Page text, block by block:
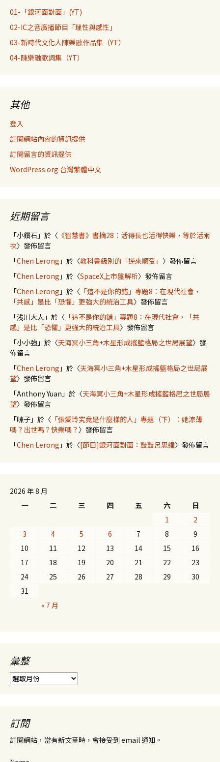
01-「銀河面對面」(YT)
02-IC之音廣播節目「理性與感性」
03-新時代文化人陳樂融作品集（YT）
04-陳樂融歌詞集（YT）
其他
登入
訂閱網站內容的資訊提供
訂閱留言的資訊提供
WordPress.org 台灣繁體中文
近期留言
「小鑽石 」於〈 《智慧書》書摘28：活得長也活得快樂，等於活兩
次〉發佈留言
「Chen Lerong 」於〈教科書級別的「逆來順受」 〉發佈留言
「Chen Lerong 」於〈SpaceX上市盤解析〉發佈留言
「Chen Lerong 」於〈 「這不是你的錯」專題8：在現代社會，
「共感」是比「恐懼」更強大的統治工具〉發佈留言
「浅川大人 」於〈 「這不是你的錯」專題8：在現代社會，「共
感」是比「恐懼」更強大的統治工具〉發佈留言
「小小強 」於〈天海冥小三角+木星形成搖籃格局之世局展望〉發
佈留言
「Chen Lerong 」於〈天海冥小三角+木星形成搖籃格局之世局展
望〉發佈留言
「Anthony Yuan 」於〈天海冥小三角+木星形成搖籃格局之世局展
望〉發佈留言
「咪子 」於〈 「張愛玲究竟是什麼樣的人」專題（下）：她涼薄
嗎？出世嗎？快樂嗎？ 〉發佈留言
「Chen Lerong 」於〈[節目]銀河面對面：鼓鼓呂思緯〉發佈留言
2026 年 8 月
一
二 三 四 五 六
日
1
2
3
4 5 6 7 8
9
10
11 12 13 14 15
16
17
18 19 20 21 22
23
24
25 26 27 28 29
30
31
« 7 月
彙整
彙
整
訂閱
訂閱網站，當有新文章時，會接受到 email 通知。